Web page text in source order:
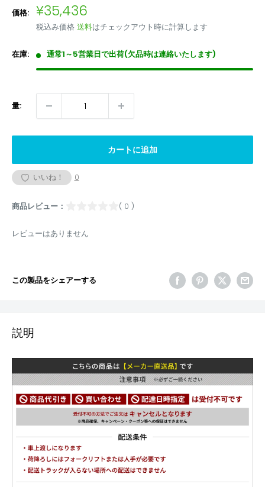
価格: 販
売
価
格
¥35,436
税込み価格 送料はチェックアウト時に計算します
在庫: 通常1～5営業日で出荷(欠品時は連絡いたします)
量:
カートに追加
いいね！ 0
商品レビュー： ( 0 )
レビューはありません
この製品をシェアーする
説明